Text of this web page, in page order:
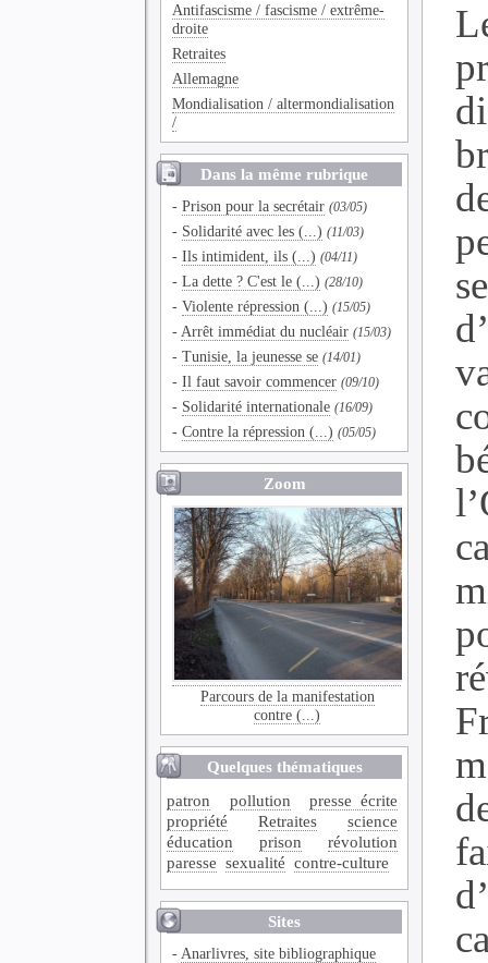
Antifascisme / fascisme / extrême-
droite
Retraites
Allemagne
Mondialisation / altermondialisation
/
Dans la même rubrique
-Prison pour la secrétair (03/05)
- Solidarité avec les (...) (11/03)
-Ils intimident, ils (...) (04/11)
-La dette ? C'est le (...) (28/10)
-Violente répression (...) (15/05)
- Arrêt immédiat du nucléair (15/03)
-Tunisie, la jeunesse se (14/01)
-Il faut savoir commencer (09/10)
- Solidarité internationale (16/09)
-Contre la répression (...) (05/05)
Zoom
Parcours de la manifestation
contre (...)
Quelques thématiques
patron
pollution
presse écrite
propriété
Retraites
science
éducation
prison
révolution
paresse sexualité contre-culture
Sites
- Anarlivres, site bibliographique